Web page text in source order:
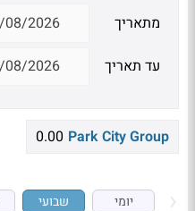
מתאריך
עד תאריך
Park City Group
0.00
יומי שבועי